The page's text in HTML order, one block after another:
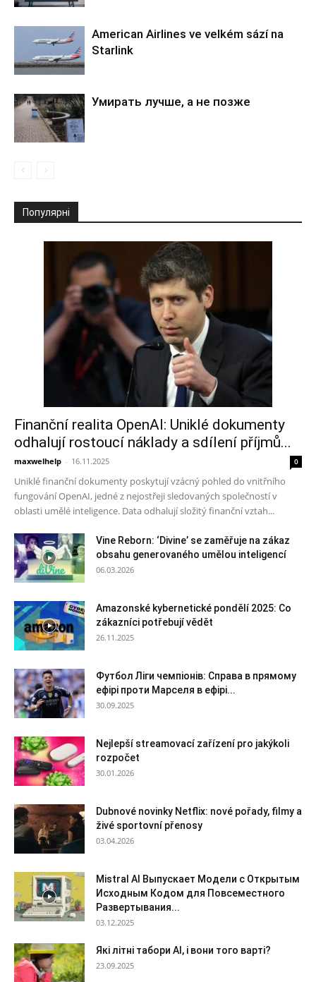
American Airlines ve velkém sází na
Starlink
Умирать лучше, а не позже
Популярні
Finanční realita OpenAI: Uniklé dokumenty
odhalují rostoucí náklady a sdílení příjmů...
maxwelhelp - 16.11.2025 0
Uniklé finanční dokumenty poskytují vzácný pohled do vnitřního
fungování OpenAI, jedné z nejostřeji sledovaných společností v
oblasti umělé inteligence. Data odhalují složitý finanční vztah...
Vine Reborn: ‘Divine’ se zaměřuje na zákaz
obsahu generovaného umělou inteligencí
06.03.2026
Amazonské kybernetické pondělí 2025: Co
zákazníci potřebují vědět
26.11.2025
Футбол Ліги чемпіонів: Справа в прямому
ефірі проти Марселя в ефірі...
30.09.2025
Nejlepší streamovací zařízení pro jakýkoli
rozpočet
30.01.2026
Dubnové novinky Netflix: nové pořady, filmy a
živé sportovní přenosy
03.04.2026
Mistral AI Выпускает Модели с Открытым
Исходным Кодом для Повсеместного
Развертывания...
03.12.2025
Які літні табори AI, і вони того варті?
23.09.2025